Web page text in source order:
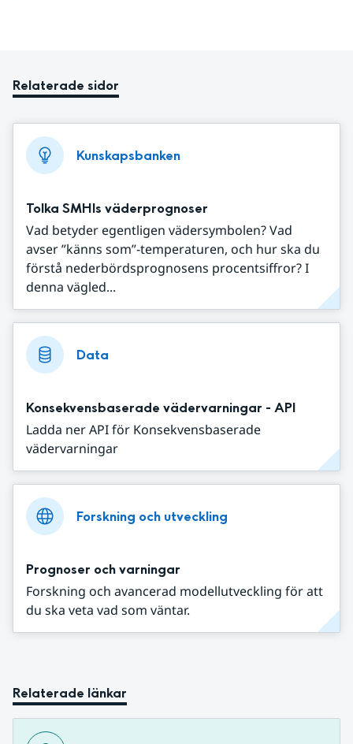
Relaterade sidor
Kunskapsbanken
Tolka SMHIs väderprognoser
Vad betyder egentligen vädersymbolen? Vad
avser ”känns som”-temperaturen, och hur ska du
förstå nederbördsprognosens procentsiffror? I
denna vägled...
Data
Konsekvensbaserade vädervarningar - API
Ladda ner API för Konsekvensbaserade
vädervarningar
Forskning och utveckling
Prognoser och varningar
Forskning och avancerad modellutveckling för att
du ska veta vad som väntar.
Relaterade länkar